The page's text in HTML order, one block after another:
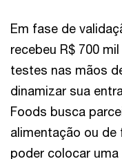
Em fase de
recebeu R$ 700
testes nas mãos
dinamizar sua
Foods busca
alimentação ou de
poder colocar